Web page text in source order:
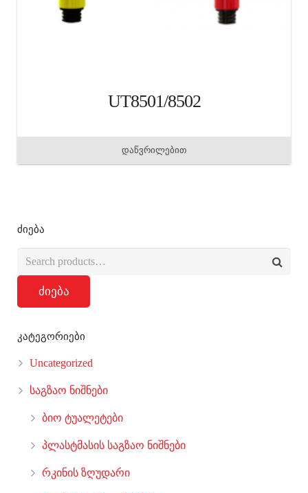
UT8501/8502
დაწვრილებით
ძიება
ძიება
კატეგორიები
Uncategorized
საგზაო ნიშნები
ბიო ტუალეტები
პლასტმასის საგზაო ნიშნები
რკინის ზღუდარი